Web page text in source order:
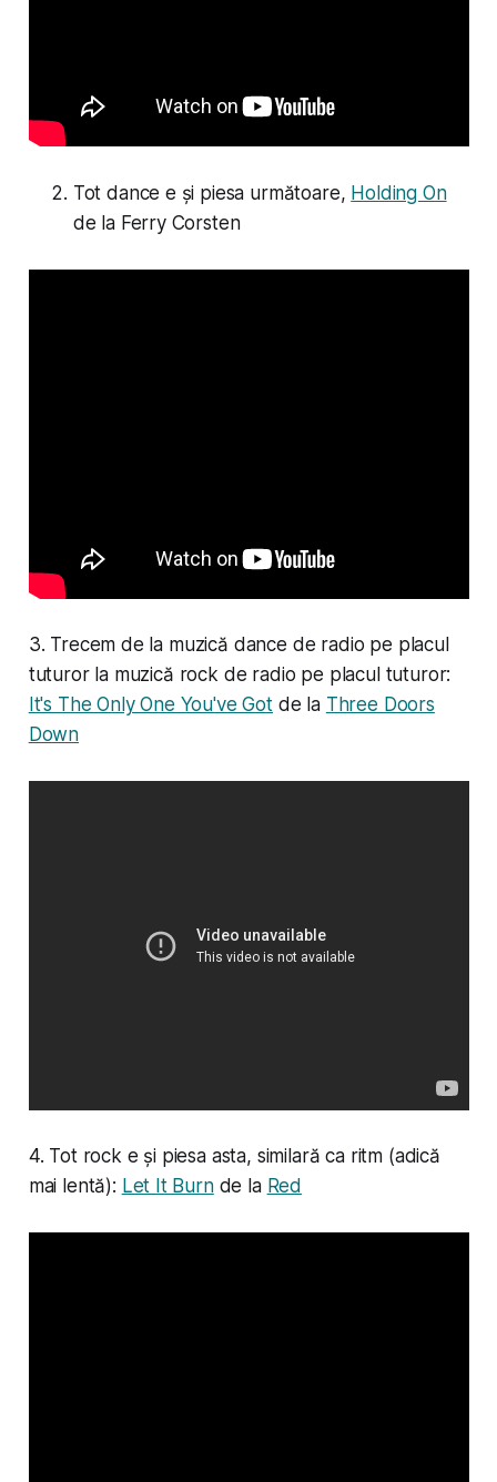
Tot dance e și piesa următoare, Holding On
de la Ferry Corsten
3. Trecem de la muzică dance de radio pe placul
tuturor la muzică rock de radio pe placul tuturor:
It's The Only One You've Gotde la Three Doors
Down
4. Tot rock e și piesa asta, similară ca ritm (adică
mai lentă): Let It Burnde la Red